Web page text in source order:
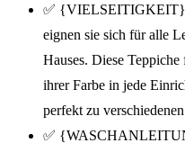
✅ {VIELSEITIGKEIT}.
eignen sie sich für alle
Hauses. Diese
ihrer Farbe in jede
perfekt zu
✅